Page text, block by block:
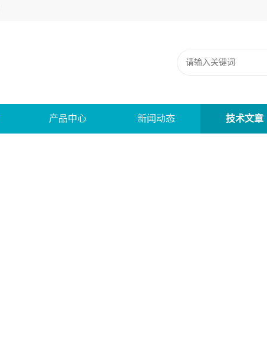
产品中心 新闻动态 技术文章